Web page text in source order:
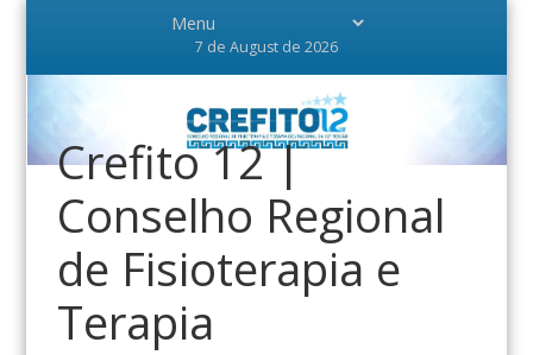
7 de August de 2026
Crefito 12 |
Conselho Regional
de Fisioterapia e
Terapia